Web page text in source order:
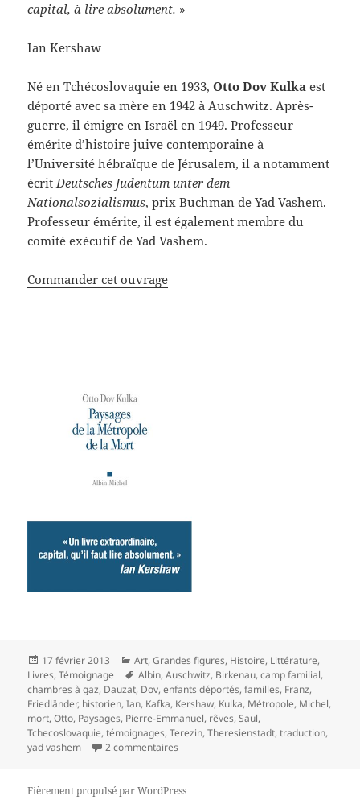
capital, à lire absolument. »
Ian Kershaw
Né en Tchécoslovaquie en 1933,Otto Dov Kulka est
déporté avec sa mère en 1942 à Auschwitz. Après-
guerre, il émigre en Israël en 1949. Professeur
émérite d’histoire juive contemporaine à
l’Université hébraïque de Jérusalem, il a notamment
écritDeutsches Judentum unter dem
Nationalsozialismus, prix Buchman de Yad Vashem.
Professeur émérite, il est également membre du
comité exécutif de Yad Vashem.
Commander cet ouvrage
Publié
le
17 février 2013 Catégories
Art,Grandes figures, Histoire, Littérature,
Livres,Témoignage
Mots-
clés
Albin,Auschwitz, Birkenau,camp familial,
chambres à gaz, Dauzat, Dov,enfants déportés,familles, Franz,
Friedländer, historien,Ian, Kafka, Kershaw, Kulka, Métropole, Michel,
mort,Otto, Paysages, Pierre-Emmanuel, rêves,Saul,
Tchecoslovaquie,témoignages,Terezin,Theresienstadt,traduction,
yad vashem
2 commentaires
Fièrement propulsé par WordPress